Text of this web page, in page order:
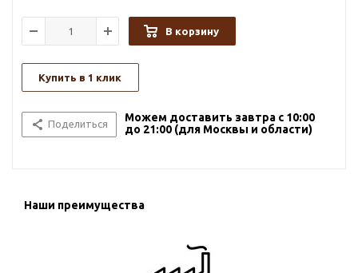
В корзину
Купить в 1 клик
Поделиться
Можем доставить завтра с 10:00
до 21:00 (для Москвы и области)
Наши преимущества